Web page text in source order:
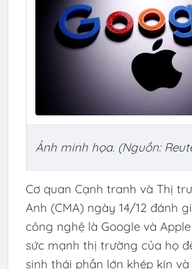
Ảnh minh họa. (Nguồn:
Cơ quan Cạnh tranh và Thị
Anh (CMA) ngày 14/12 đánh
công nghệ là Google và
sức mạnh thị trường của họ
sinh thái phần lớn khép kín